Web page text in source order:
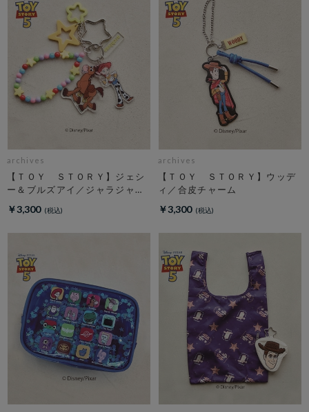
archives
【ＴＯＹ ＳＴＯＲＹ】ジェシ
ー＆ブルズアイ／ジャラジャラ
￥3,300
archives
【ＴＯＹ ＳＴＯＲＹ】ウッデ
ィ／合皮チャーム
￥3,300